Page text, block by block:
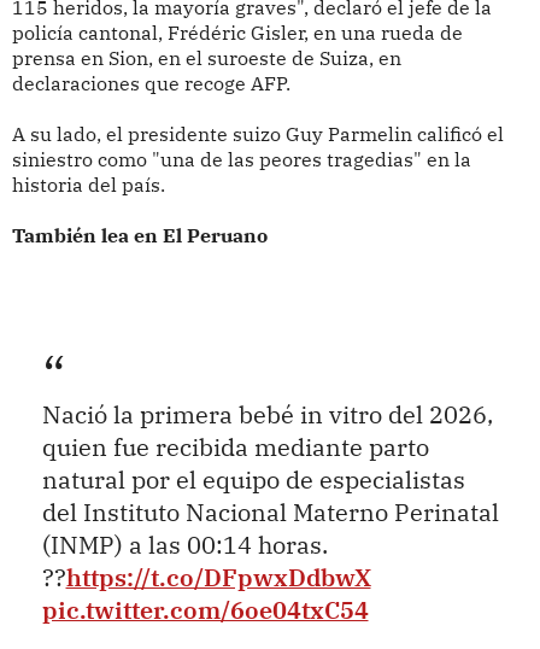
115 heridos, la mayoría graves", declaró el jefe de la
policía cantonal, Frédéric Gisler, en una rueda de
prensa en Sion, en el suroeste de Suiza, en
declaraciones que recoge AFP.
A su lado, el presidente suizo Guy Parmelin calificó el
siniestro como "una de las peores tragedias" en la
historia del país.
También lea en El Peruano
Nació la primera bebé in vitro del 2026,
quien fue recibida mediante parto
natural por el equipo de especialistas
del Instituto Nacional Materno Perinatal
(INMP) a las 00:14 horas.
??https://t.co/DFpwxDdbwX
pic.twitter.com/6oe04txC54